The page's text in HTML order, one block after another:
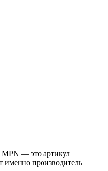
MPN — это артикул
именно производитель